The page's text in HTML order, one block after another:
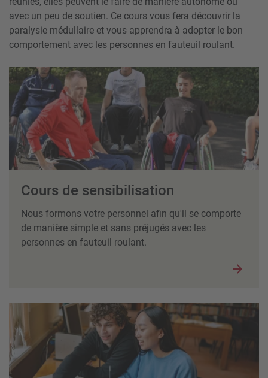
avec un peu de soutien. Ce cours vous fera découvrir la
paralysie médullaire et vous apprendra à adopter le bon
comportement avec les personnes en fauteuil roulant.
Cours de sensibilisation
Nous formons votre personnel afin qu'il se comporte
de manière simple et sans préjugés avec les
personnes en fauteuil roulant.